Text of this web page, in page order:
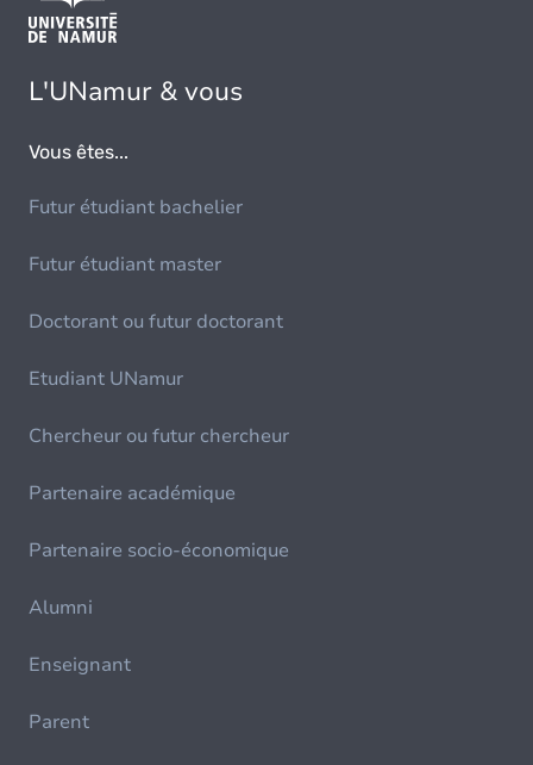
L'UNamur & vous
Vous êtes...
Futur étudiant bachelier
Futur étudiant master
Doctorant ou futur doctorant
Etudiant UNamur
Chercheur ou futur chercheur
Partenaire académique
Partenaire socio-économique
Alumni
Enseignant
Parent